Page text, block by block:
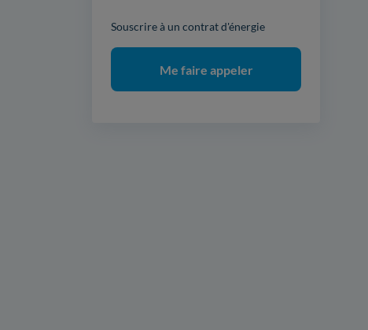
Souscrire à un contrat d'énergie
Me faire appeler